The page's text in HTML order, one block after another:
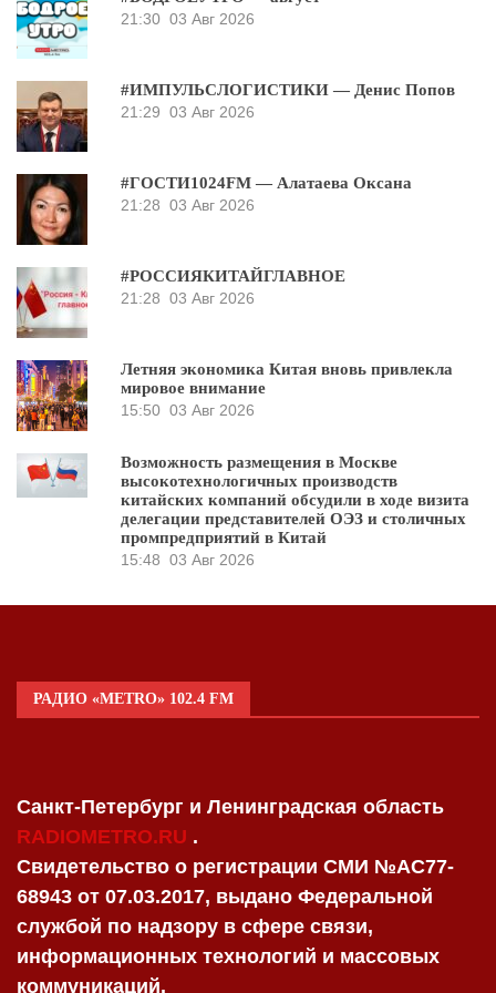
21:30 03 Авг 2026
#ИМПУЛЬСЛОГИСТИКИ — Денис Попов
21:29 03 Авг 2026
#ГОСТИ1024FM — Алатаева Оксана
21:28 03 Авг 2026
#РОССИЯКИТАЙГЛАВНОЕ
21:28 03 Авг 2026
Летняя экономика Китая вновь привлекла
мировое внимание
15:50 03 Авг 2026
Возможность размещения в Москве
высокотехнологичных производств
китайских компаний обсудили в ходе визита
делегации представителей ОЭЗ и столичных
промпредприятий в Китай
15:48 03 Авг 2026
РАДИО «METRO» 102.4 FM
Санкт-Петербург и Ленинградская область
RADIOMETRO.RU .
Свидетельство о регистрации СМИ №AC77-
68943 от 07.03.2017, выдано Федеральной
службой по надзору в сфере связи,
информационных технологий и массовых
коммуникаций.